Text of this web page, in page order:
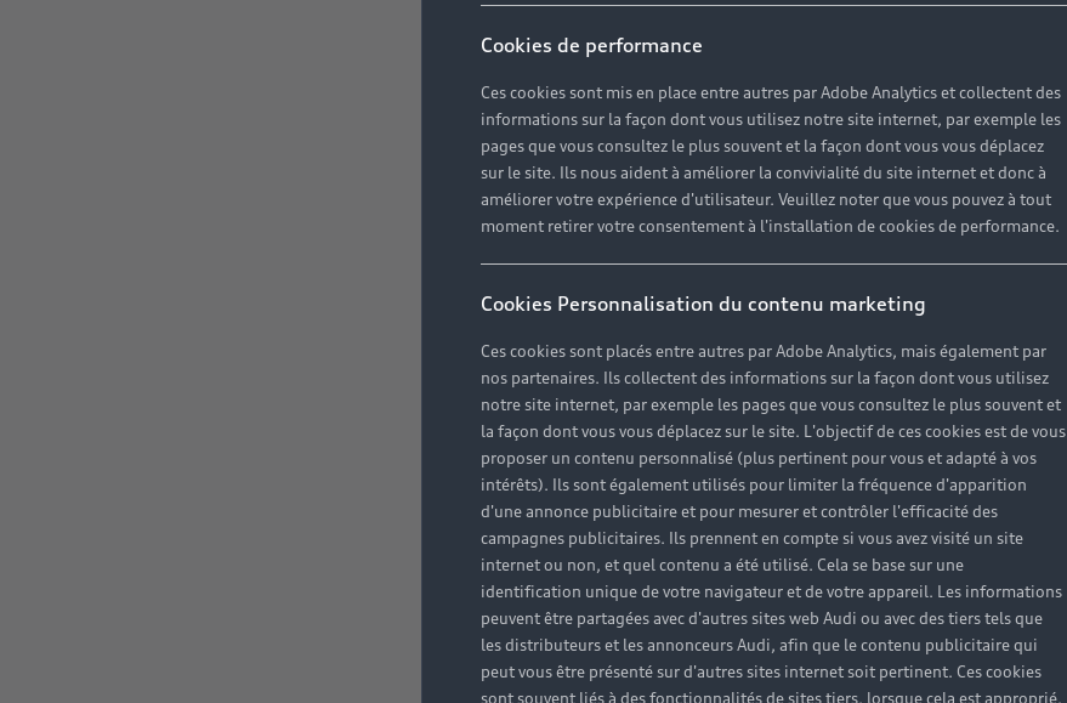
Cookies de performance
Ces cookies sont mis en place entre autres par Adobe Analytics et collectent des
informations sur la façon dont vous utilisez notre site internet, par exemple les
pages que vous consultez le plus souvent et la façon dont vous vous déplacez
sur le site. Ils nous aident à améliorer la convivialité du site internet et donc à
améliorer votre expérience d'utilisateur. Veuillez noter que vous pouvez à tout
moment retirer votre consentement à l'installation de cookies de performance.
Cookies Personnalisation du contenu marketing
Ces cookies sont placés entre autres par Adobe Analytics, mais également par
nos partenaires. Ils collectent des informations sur la façon dont vous utilisez
notre site internet, par exemple les pages que vous consultez le plus souvent et
la façon dont vous vous déplacez sur le site. L'objectif de ces cookies est de vous
proposer un contenu personnalisé (plus pertinent pour vous et adapté à vos
intérêts). Ils sont également utilisés pour limiter la fréquence d'apparition
d'une annonce publicitaire et pour mesurer et contrôler l'efficacité des
campagnes publicitaires. Ils prennent en compte si vous avez visité un site
internet ou non, et quel contenu a été utilisé. Cela se base sur une
identification unique de votre navigateur et de votre appareil. Les informations
peuvent être partagées avec d'autres sites web Audi ou avec des tiers tels que
les distributeurs et les annonceurs Audi, afin que le contenu publicitaire qui
peut vous être présenté sur d'autres sites internet soit pertinent. Ces cookies
sont souvent liés à des fonctionnalités de sites tiers, lorsque cela est approprié.